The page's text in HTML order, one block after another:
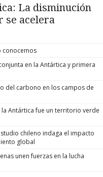
La disminución
se acelera
conocemos
en la Antártica y primera
del carbono en los campos de
Antártica fue un territorio verde
chileno indaga el impacto
global
unen fuerzas en la lucha